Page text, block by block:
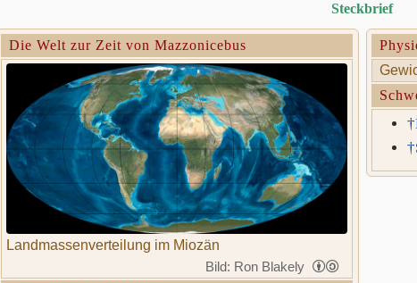
Steckbrief
Die Welt zur Zeit von Mazzonicebus
Landmassenverteilung im Miozän
Bild: Ron Blakely